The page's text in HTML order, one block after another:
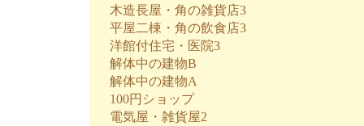
木造長屋・角の雑貨店3
平屋二棟・角の飲食店3
洋館付住宅・医院3
解体中の建物B
解体中の建物A
100円ショップ
電気屋・雑貨屋2